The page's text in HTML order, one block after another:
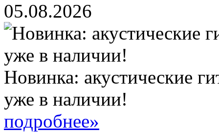
05.08.2026
Новинка: акустические
уже в наличии!
подробнее»